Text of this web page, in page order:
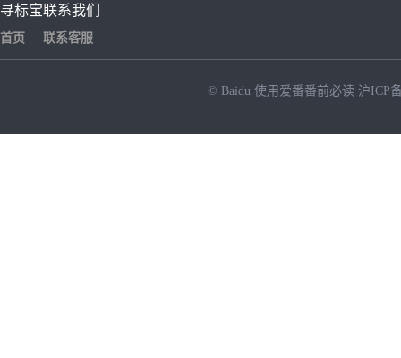
寻标宝
首页
联系我们
联系客服
© Baidu 使用爱番番前必读 沪ICP